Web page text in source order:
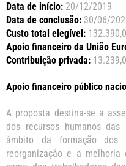
Data de início: 20/12/2019
Data de conclusão: 30/06/
Custo total elegível:
Apoio financeiro da União
Contribuição privada:
Apoio financeiro público
A proposta destina-se a
dos recursos humanos
âmbito da formação dos
reorganização e a melhoria